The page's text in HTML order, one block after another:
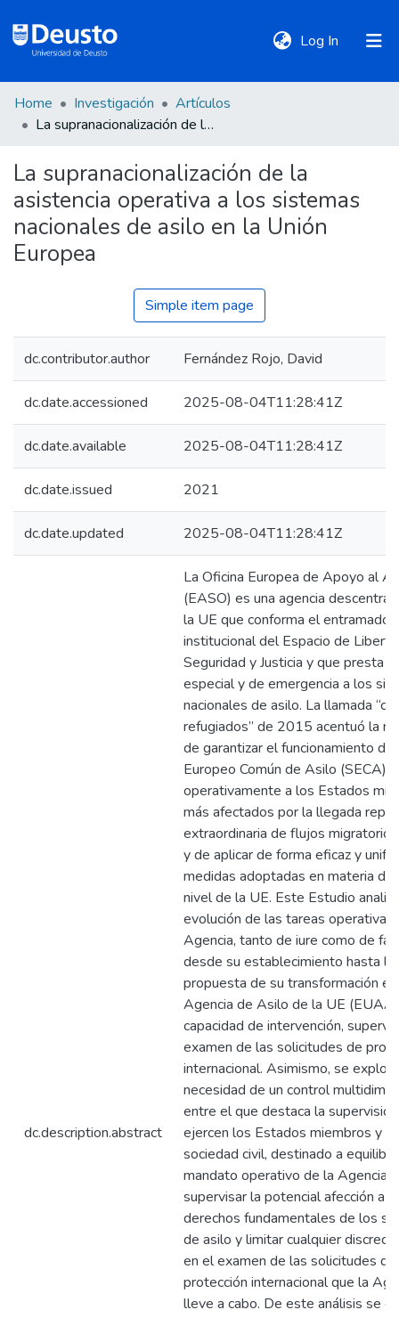
Log In (current)
DeustoTeka
Communities
&
Collections
Statistics
Home Investigación
Artículos
La supranacionalización de la asistencia operativa a los sistemas nacionales de asilo en la Unión Europea
La supranacionalización de la
asistencia operativa a los sistemas
nacionales de asilo en la Unión
Europea
Simple item page
dc.contributor.author Fernández Rojo, David
dc.date.accessioned 2025-08-04T11:28:41Z
dc.date.available 2025-08-04T11:28:41Z
dc.date.issued 2021
dc.date.updated 2025-08-04T11:28:41Z
dc.description.abstract
La Oficina Europea de Apoyo al
(EASO) es una agencia
la UE que conforma el entramado
institucional del Espacio de
Seguridad y Justicia y que presta
especial y de emergencia a los
nacionales de asilo. La llamada
refugiados” de 2015 acentuó la
de garantizar el funcionamiento
Europeo Común de Asilo (SECA),
operativamente a los Estados
más afectados por la llegada
extraordinaria de flujos
y de aplicar de forma eficaz y
medidas adoptadas en materia de
nivel de la UE. Este Estudio
evolución de las tareas operativas
Agencia, tanto de iure como de
desde su establecimiento hasta la
propuesta de su transformación
Agencia de Asilo de la UE
capacidad de intervención,
examen de las solicitudes de
internacional. Asimismo, se
necesidad de un control
entre el que destaca la
ejercen los Estados miembros y la
sociedad civil, destinado a
mandato operativo de la Agencia,
supervisar la potencial afección a
derechos fundamentales de los
de asilo y limitar cualquier
en el examen de las solicitudes de
protección internacional que la
lleve a cabo. De este análisis se